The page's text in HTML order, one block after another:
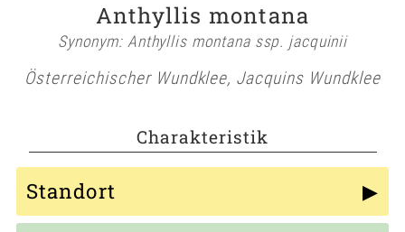
Anthyllis montana
Synonym: Anthyllis montana ssp. jacquinii
Österreichischer Wundklee, Jacquins Wundklee
Charakteristik
Standort